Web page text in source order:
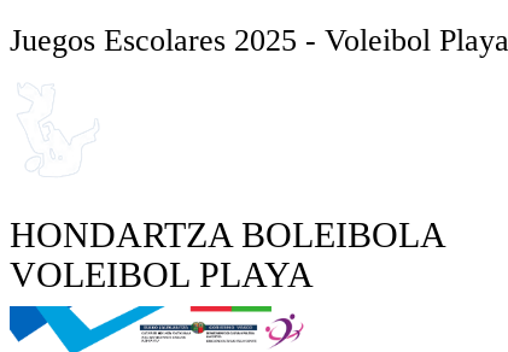
Juegos Escolares 2025 - Voleibol Playa
HONDARTZA BOLEIBOLA
VOLEIBOL PLAYA